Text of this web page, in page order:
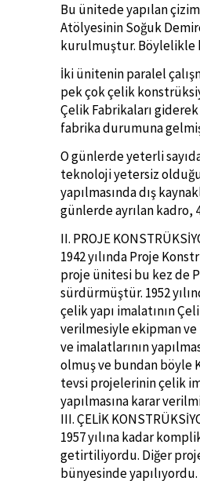
Bu ünitede yapılan
Atölyesinin Soğuk
kurulmuştur. Böylelikle
İki ünitenin paralel
pek çok çelik
Çelik Fabrikaları
fabrika durumuna
O günlerde yeterli
teknoloji yetersiz
yapılmasında dış
günlerde ayrılan kadro,
II. PROJE
1942 yılında Proje
proje ünitesi bu kez de
sürdürmüştür. 1952
çelik yapı imalatının
verilmesiyle ekipman ve
ve imalatlarının
olmuş ve bundan böyle
tevsi projelerinin çelik
yapılmasına karar
III. ÇELİK
1957 yılına kadar
getirtiliyordu. Diğer
bünyesinde